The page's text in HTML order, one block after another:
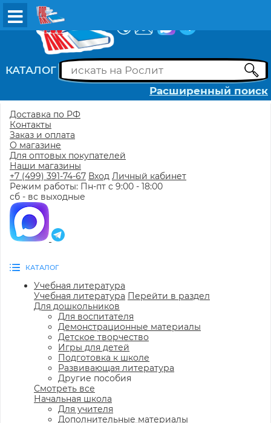
КАТАЛОГ
Расширенный поиск
Доставка по РФ
Контакты
Заказ и оплата
О магазине
Для оптовых покупателей
Наши магазины
+7 (499) 391-74-67 Вход Личный кабинет
Режим работы: Пн-пт с 9:00 - 18:00
сб - вс выходные
КАТАЛОГ
Учебная литература
Учебная литература Перейти в раздел
Для дошкольников
Для воспитателя
Демонстрационные материалы
Детское творчество
Игры для детей
Подготовка к школе
Развивающая литература
Другие пособия
Смотреть все
Начальная школа
Для учителя
Дополнительные материалы